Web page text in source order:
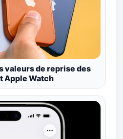
valeurs de reprise des
Apple Watch